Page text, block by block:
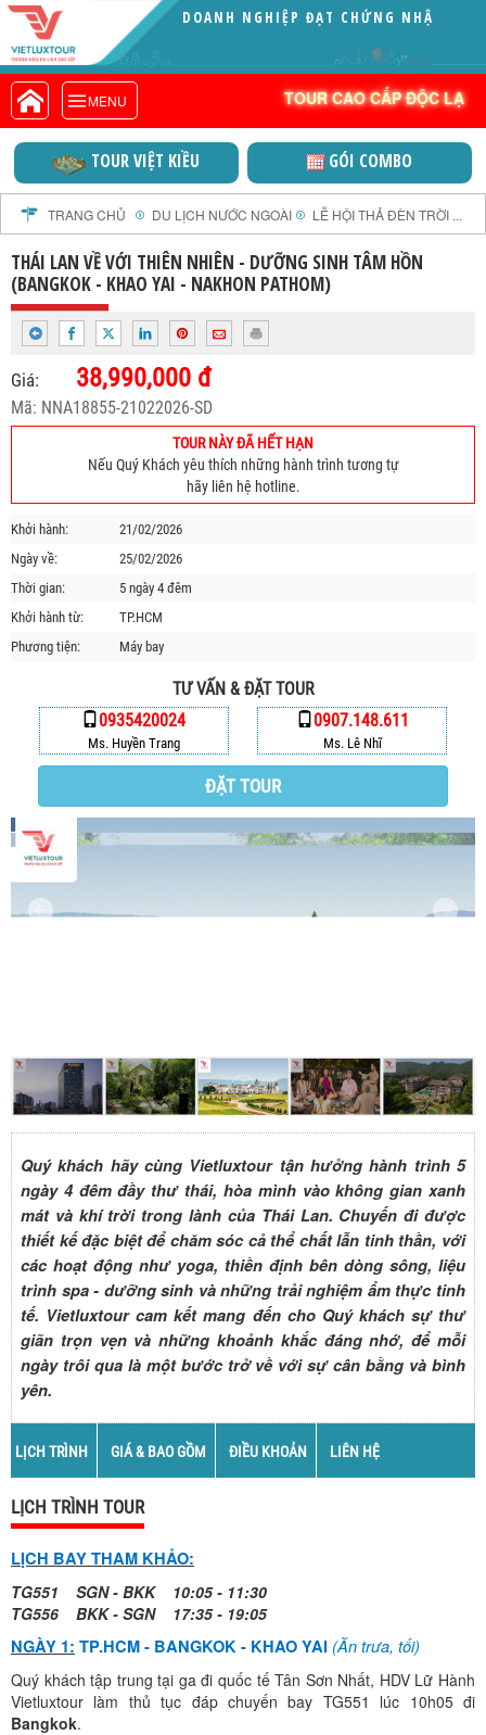
DOANH NGHIỆP ĐẠT CHỨNG
MENU TOUR CAO CẤP ĐỘC LẠ
VIETLUXTOUR.COM
TOUR CAO CẤP ĐỘC LẠ
TOUR TRONG NƯỚC
TOUR NƯỚC NGOÀI
TOUR KHỞI HÀNH TỪ HÀ NỘI
TOUR KHỞI HÀNH TỪ ĐÀ NẴNG
TOUR KHỞI HÀNH TỪ CẦN THƠ
TOUR ĐOÀN - M.I.C.E
TOUR COMBO
DỊCH VỤ
GIỚI THIỆU
HỒ SƠ NĂNG LỰC
THƯ KHEN VIETLUXTOUR
HỘP THƯ GÓP Ý
LIÊN HỆ
GÓI COMBO VIỆT NAM THỜI ĐẠI MỚI
TRANG CHỦ DU LỊCH NƯỚC NGOÀI LỄ HỘI THẢ ĐÈN TRỜI ...
THÁI LAN VỀ VỚI THIÊN NHIÊN - DƯỠNG SINH TÂM HỒN
(BANGKOK - KHAO YAI - NAKHON PATHOM)
Giá: 38,990,000 đ
Mã: NNA18855-21022026-SD
TOUR NÀY ĐÃ HẾT HẠN
Nếu Quý Khách yêu thích những hành trình tương tự
hãy liên hệ hotline.
Khởi hành:
21/02/2026
Ngày về:
25/02/2026
Thời gian:
5 ngày 4 đêm
Khởi hành từ:
TP.HCM
Phương tiện:
Máy bay
TƯ VẤN & ĐẶT TOUR
0935420024
Ms. Huyền Trang
0907.148.611
Ms. Lê Nhĩ
ĐẶT TOUR
Quý khách hãy cùng Vietluxtour tận hưởng hành trình 5
ngày 4 đêm đầy thư thái, hòa mình vào không gian xanh
mát và khí trời trong lành của Thái Lan. Chuyến đi được
thiết kế đặc biệt để chăm sóc cả thể chất lẫn tinh thần, với
các hoạt động như yoga, thiền định bên dòng sông, liệu
trình spa - dưỡng sinh và những trải nghiệm ẩm thực tinh
tế. Vietluxtour cam kết mang đến cho Quý khách sự thư
giãn trọn vẹn và những khoảnh khắc đáng nhớ, để mỗi
ngày trôi qua là một bước trở về với sự cân bằng và bình
yên.
LỊCH TRÌNH GIÁ & BAO GỒM ĐIỀU KHOẢN LIÊN HỆ
LỊCH TRÌNH TOUR
LỊCH BAY THAM KHẢO:
TG551 SGN - BKK 10:05 - 11:30
TG556 BKK - SGN 17:35 - 19:05
NGÀY 1: TP.HCM - BANGKOK - KHAO YAI (Ăn trưa, tối)
Quý khách tập trung tại ga đi quốc tế Tân Sơn Nhất, HDV Lữ Hành
Vietluxtour làm thủ tục đáp chuyến bay TG551 lúc 10h05 đi
Bangkok.